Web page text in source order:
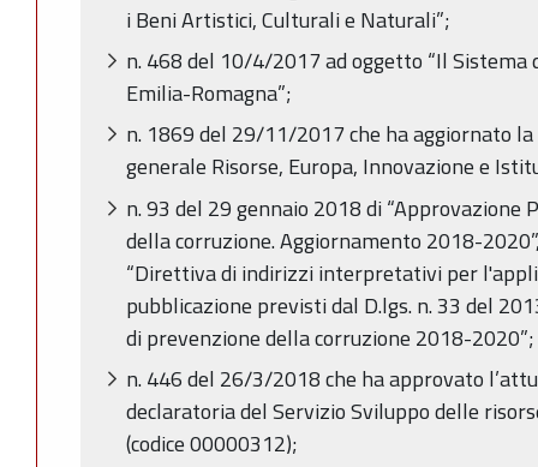
i Beni Artistici, Culturali e Naturali”;
n. 468 del 10/4/2017 ad oggetto “Il
Emilia-Romagna”;
n. 1869 del 29/11/2017 che ha aggiornato
generale Risorse, Europa, Innovazione e
n. 93 del 29 gennaio 2018 di
della corruzione. Aggiornamento 2018-
“Direttiva di indirizzi interpretativi per
pubblicazione previsti dal D.lgs. n. 33 del
di prevenzione della corruzione 2018-2020”;
n. 446 del 26/3/2018 che ha approvato
declaratoria del Servizio Sviluppo delle
(codice 00000312);